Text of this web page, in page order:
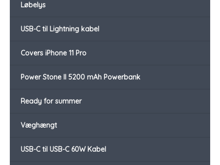
Løbelys
USB-C til Lightning kabel
Covers iPhone 11 Pro
Power Stone II 5200 mAh Powerbank
Ready for summer
Væghængt
USB-C til USB-C 60W Kabel